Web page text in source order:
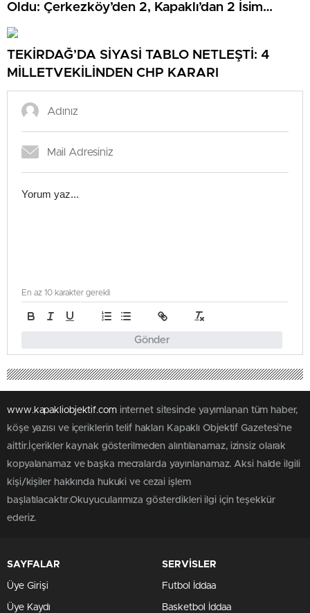
Oldu: Çerkezköy’den 2, Kapaklı’dan 2 İsim
Listede
TEKİRDAĞ’DA SİYASİ TABLO NETLEŞTİ: 4
MİLLETVEKİLİNDEN CHP KARARI
Gönder
En az 10 karakter gerekli
www.kapakliobjektif.cominternet sitesinde yayımlanan tüm haber,
köşe yazısı ve içeriklerin telif hakları Kapaklı Objektif Gazetesi’ne
aittir.İçerikler kaynak gösterilmeden alıntılanamaz, izinsiz olarak
kopyalanamaz ve başka mecralarda yayınlanamaz. Aksi halde ilgili
kişi/kişiler hakkında hukuki ve cezai işlem
başlatılacaktır.Okuyucularımıza gösterdikleri ilgi için teşekkür
ederiz.
SAYFALAR
Üye Girişi
Üye Kaydı
SERVİSLER
Futbol İddaa
Basketbol İddaa